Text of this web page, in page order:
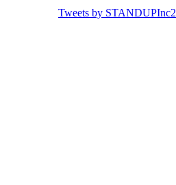
Tweets by STANDUPInc2